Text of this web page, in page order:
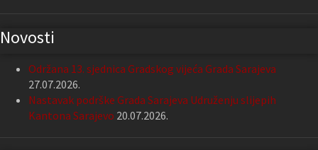
Novosti
Održana 13. sjednica Gradskog vijeća Grada Sarajeva
27.07.2026.
Nastavak podrške Grada Sarajeva Udruženju slijepih
Kantona Sarajevo 20.07.2026.